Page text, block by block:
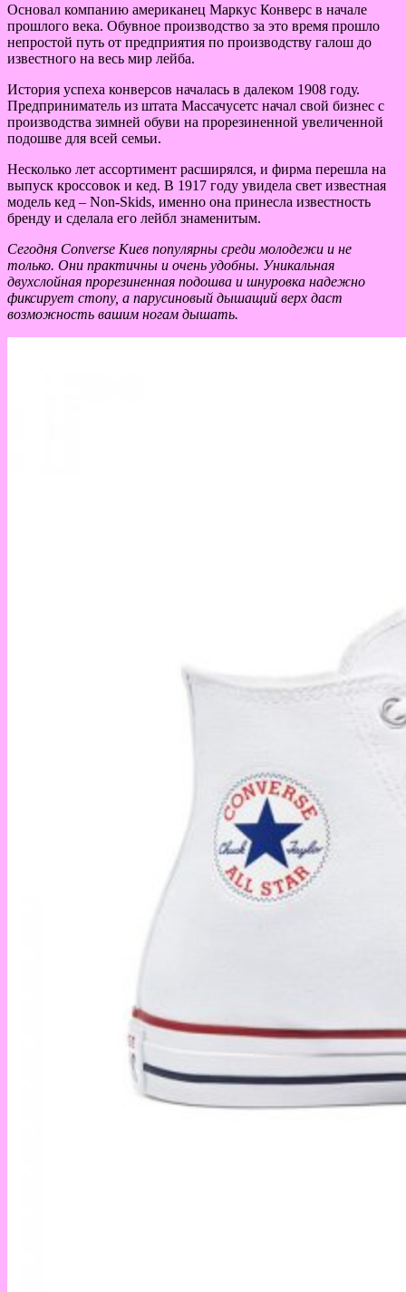
Основал компанию американец Маркус Конверс в начале
прошлого века. Обувное производство за это время прошло
непростой путь от предприятия по производству галош до
известного на весь мир лейба.
История успеха конверсов началась в далеком 1908 году.
Предприниматель из штата Массачусетс начал свой бизнес с
производства зимней обуви на прорезиненной увеличенной
подошве для всей семьи.
Несколько лет ассортимент расширялся, и фирма перешла на
выпуск кроссовок и кед. В 1917 году увидела свет известная
модель кед – Non-Skids, именно она принесла известность
бренду и сделала его лейбл знаменитым.
Сегодня Converse Киев популярны среди молодежи и не
только. Они практичны и очень удобны. Уникальная
двухслойная прорезиненная подошва и шнуровка надежно
фиксирует стопу, а парусиновый дышащий верх даст
возможность вашим ногам дышать.